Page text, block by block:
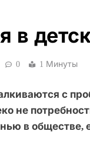
в
0 1 Минуты
с
не
в обществе,